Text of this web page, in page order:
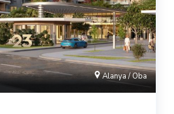
Alanya / Oba